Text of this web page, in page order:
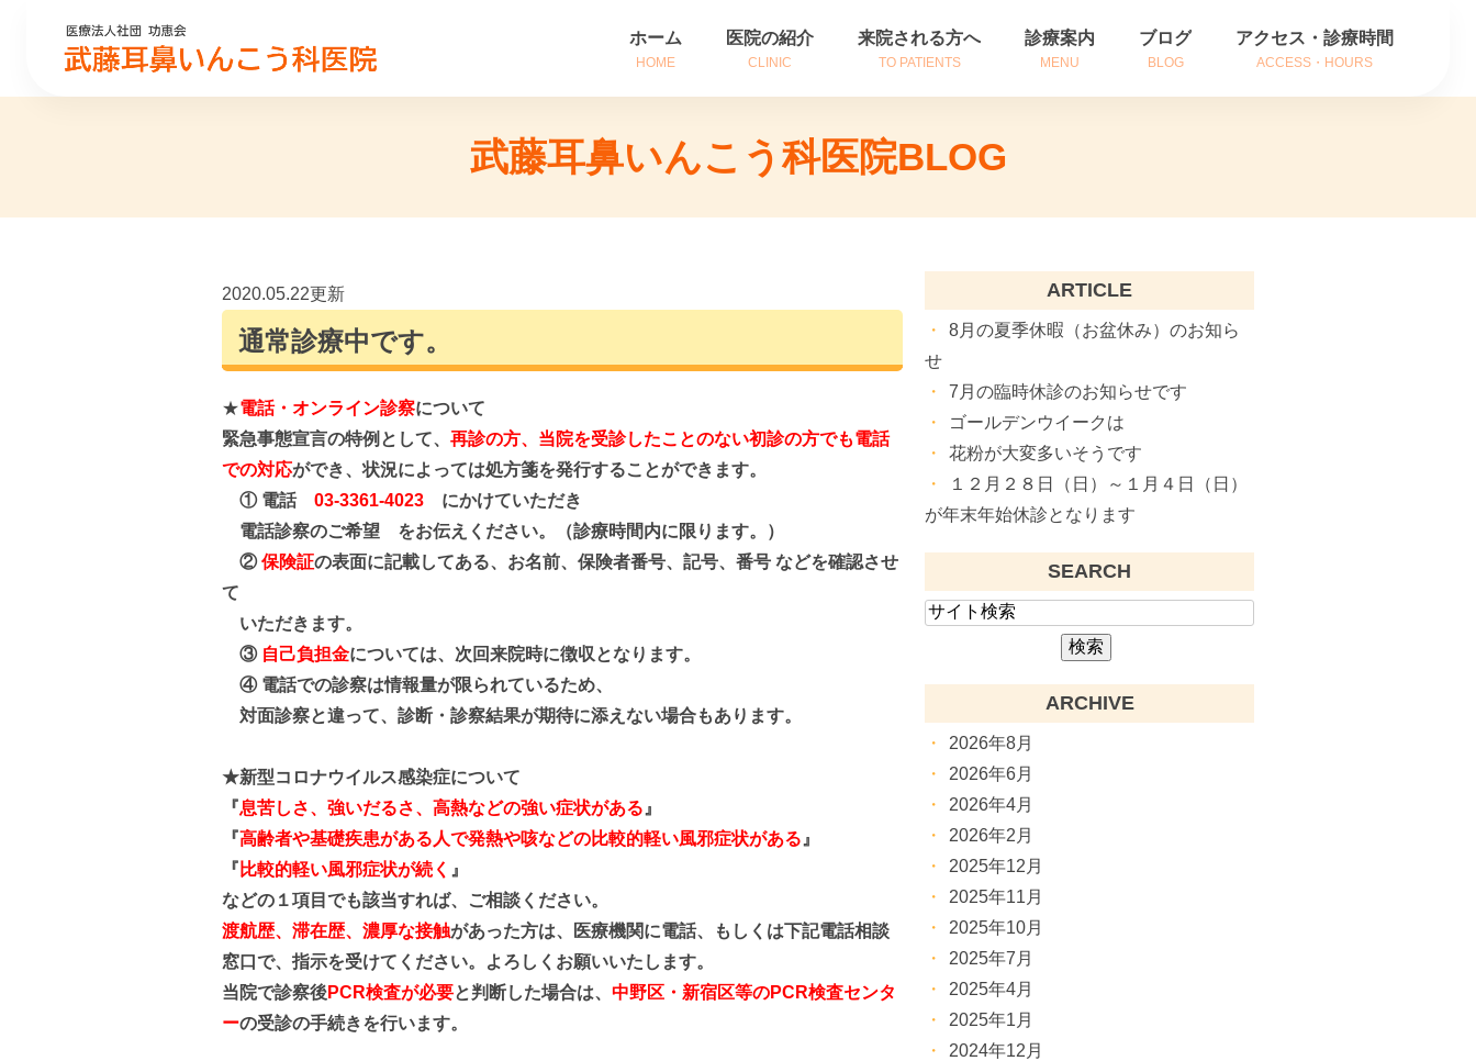
ホーム
HOME
医院の紹介
CLINIC
診療時間・アクセス
来院される方へ
TO PATIENTS
診察券をお持ちの方
診療案内
MENU
鼻の症状
がん治療
補聴器相談
インフルエンザ治療
花粉症でお悩みの方へ
ブログ
BLOG
アクセス・診療時間
ACCESS・HOURS
武藤耳鼻いんこう科医院BLOG
2020.05.22更新
通常診療中です。
★電話・オンライン診察について
緊急事態宣言の特例として、 再診の方、当院を受診したことのない初診の方でも電話
での対応ができ、状況によっては処方箋を発行することができます。
① 電話 03-3361-4023 にかけていただき
電話診察のご希望 をお伝えください。
（診療時間内に限ります。）
②保険証の表面に記載してある、お名前、 保険者番号、記号、 番号 などを確認させ
て
いただきます。
③ 自己負担金については、次回来院時に徴収となります。
④ 電話での診察は情報量が限られているため、
対面診察と違って、診断・診察結果が期待に添えない場合もあります。
★新型コロナウイルス感染症について
『息苦しさ、強いだるさ、高熱などの強い症状がある 』
『高齢者や基礎疾患がある人で発熱や咳などの比較的軽い風邪症状がある 』
『 比較的軽い風邪症状が続く 』
などの１項目でも該当すれば、ご相談ください。
渡航歴、滞在歴、 濃厚な接触があった方は、
医療機関に電話、もしくは下記電話相談
窓口で、指示を受けてください。よろしくお願いいたします。
当院で診察後PCR検査が必要と判断した場合は、 中野区・新宿区等のPCR検査センタ
ーの受診の手続きを行います。
ARTICLE
8月の夏季休暇（お盆休み）のお知ら
せ
7月の臨時休診のお知らせです
ゴールデンウイークは
花粉が大変多いそうです
１２月２８日（日）～１月４日（日）
が年末年始休診となります
SEARCH
ARCHIVE
2026年8月
2026年6月
2026年4月
2026年2月
2025年12月
2025年11月
2025年10月
2025年7月
2025年4月
2025年1月
2024年12月